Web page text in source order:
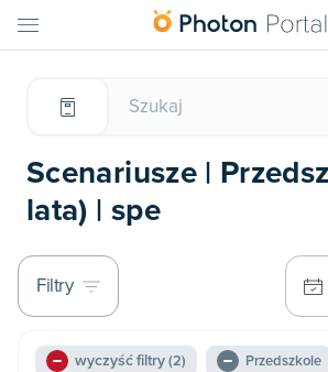
Scenariusze |
lata) | spe
Filtry
wyczyść filtry(2) Przedszkole